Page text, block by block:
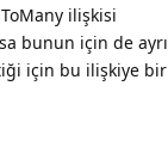
ilişkisi
bunun için de ayrı
için bu ilişkiye bir